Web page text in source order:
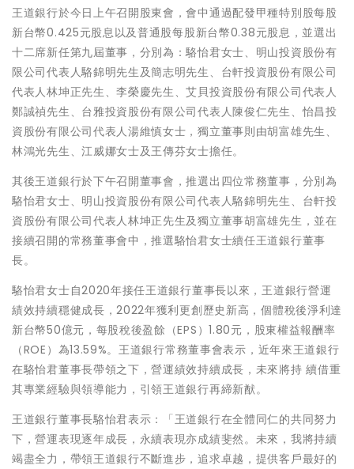
王道銀行於今日上午召開股東會，會中通過配發甲種特別股每股
新台幣0.425元股息以及普通股每股新台幣0.38元股息，並選出
十二席新任第九屆董事，分別為：駱怡君女士、明山投資股份有
限公司代表人駱錦明先生及簡志明先生、台軒投資股份有限公司
代表人林坤正先生、李榮慶先生、艾貝投資股份有限公司代表人
鄭誠禎先生、台雅投資股份有限公司代表人陳俊仁先生、怡昌投
資股份有限公司代表人湯維慎女士，獨立董事則由胡富雄先生、
林鴻光先生、江威娜女士及王傳芬女士擔任。
其後王道銀行於下午召開董事會，推選出四位常務董事，分別為
駱怡君女士、明山投資股份有限公司代表人駱錦明先生、台軒投
資股份有限公司代表人林坤正先生及獨立董事胡富雄先生，並在
接續召開的常務董事會中，推選駱怡君女士續任王道銀行董事
長。
駱怡君女士自2020年接任王道銀行董事長以來，王道銀行營運
績效持續穩健成長，2022年獲利更創歷史新高，個體稅後淨利達
新台幣50億元，每股稅後盈餘（EPS）1.80元，股東權益報酬率
（ROE）為13.59%。王道銀行常務董事會表示，近年來王道銀行
在駱怡君董事長帶領之下，營運績效持續成長，未來將持 續借重
其專業經驗與領導能力，引領王道銀行再締新猷。
王道銀行董事長駱怡君表示：「王道銀行在全體同仁的共同努力
下，營運表現逐年成長，永續表現亦成績斐然。未來，我將持續
竭盡全力，帶領王道銀行不斷進步，追求卓越，提供客戶最好的